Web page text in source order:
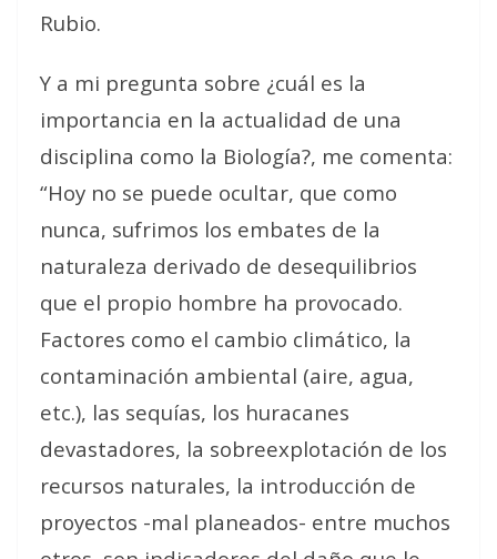
Rubio.
Y a mi pregunta sobre ¿cuál es la
importancia en la actualidad de una
disciplina como la Biología?, me comenta:
“Hoy no se puede ocultar, que como
nunca, sufrimos los embates de la
naturaleza derivado de desequilibrios
que el propio hombre ha provocado.
Factores como el cambio climático, la
contaminación ambiental (aire, agua,
etc.), las sequías, los huracanes
devastadores, la sobreexplotación de los
recursos naturales, la introducción de
proyectos -mal planeados- entre muchos